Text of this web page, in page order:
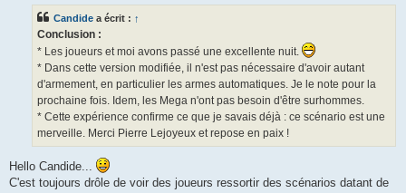
Candide a écrit : ↑
Conclusion :
* Les joueurs et moi avons passé une excellente nuit.
* Dans cette version modifiée, il n'est pas nécessaire d'avoir autant
d'armement, en particulier les armes automatiques. Je le note pour la
prochaine fois. Idem, les Mega n'ont pas besoin d'être surhommes.
* Cette expérience confirme ce que je savais déjà : ce scénario est une
merveille. Merci Pierre Lejoyeux et repose en paix !
Hello Candide...
C'est toujours drôle de voir des joueurs ressortir des scénarios datant de